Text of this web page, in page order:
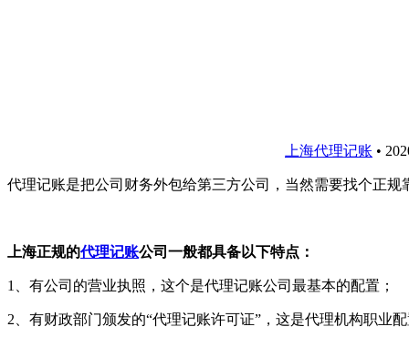
上海代理记账 •
代理记账是把公司财务外包给第三方公司，当然需要找个正
上海正规的代理记账公司一般都具备以下特点：
1、有公司的营业执照，这个是代理记账公司最基本的配置；
2、有财政部门颁发的“代理记账许可证”，这是代理机构职业配